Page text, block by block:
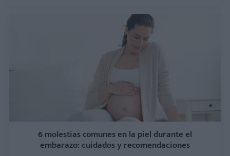
6 molestias comunes en la piel durante el
embarazo: cuidados y recomendaciones